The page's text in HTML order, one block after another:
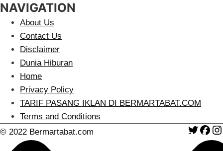
NAVIGATION
About Us
Contact Us
Disclaimer
Dunia Hiburan
Home
Privacy Policy
TARIF PASANG IKLAN DI BERMARTABAT.COM
Terms and Conditions
© 2022 Bermartabat.com
Twitter